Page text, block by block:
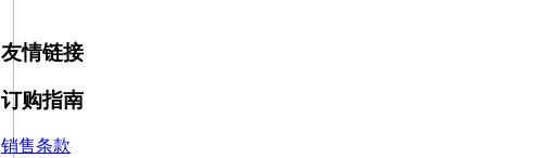
友情链接
订购指南
销售条款